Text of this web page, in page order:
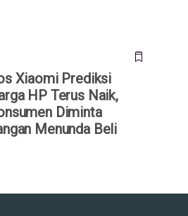
Xiaomi Prediksi
HP Terus Naik,
Diminta
Menunda Beli